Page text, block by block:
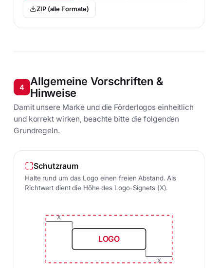
ZIP (alle Formate)
4
Allgemeine Vorschriften &
Hinweise
Damit unsere Marke und die Förderlogos einheitlich
und korrekt wirken, beachte bitte die folgenden
Grundregeln.
Schutzraum
Halte rund um das Logo einen freien Abstand. Als
Richtwert dient die Höhe des Logo-Signets (X).
LOGO
X
X